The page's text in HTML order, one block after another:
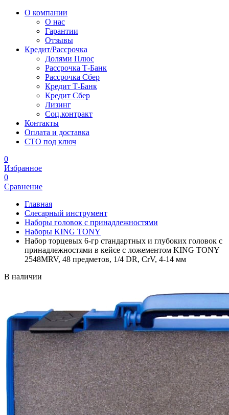
О компании
О нас
Гарантии
Отзывы
Кредит/Рассрочка
Долями Плюс
Рассрочка Т-Банк
Рассрочка Сбер
Кредит Т-Банк
Кредит Сбер
Лизинг
Соц.контракт
Контакты
Оплата и доставка
СТО под ключ
0
Избранное
0
Сравнение
Главная
Слесарный инструмент
Наборы головок с принадлежностями
Наборы KING TONY
Набор торцевых 6-гр стандартных и глубоких головок с
принадлежностями в кейсе с ложементом KING TONY
2548MRV, 48 предметов, 1/4 DR, CrV, 4-14 мм
В наличии